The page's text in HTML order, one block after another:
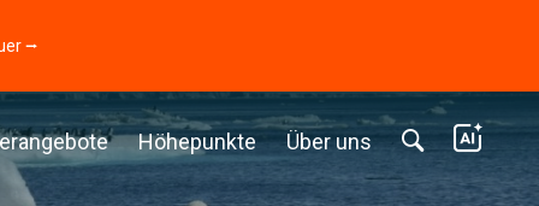
⭢
Höhepunkte Über uns